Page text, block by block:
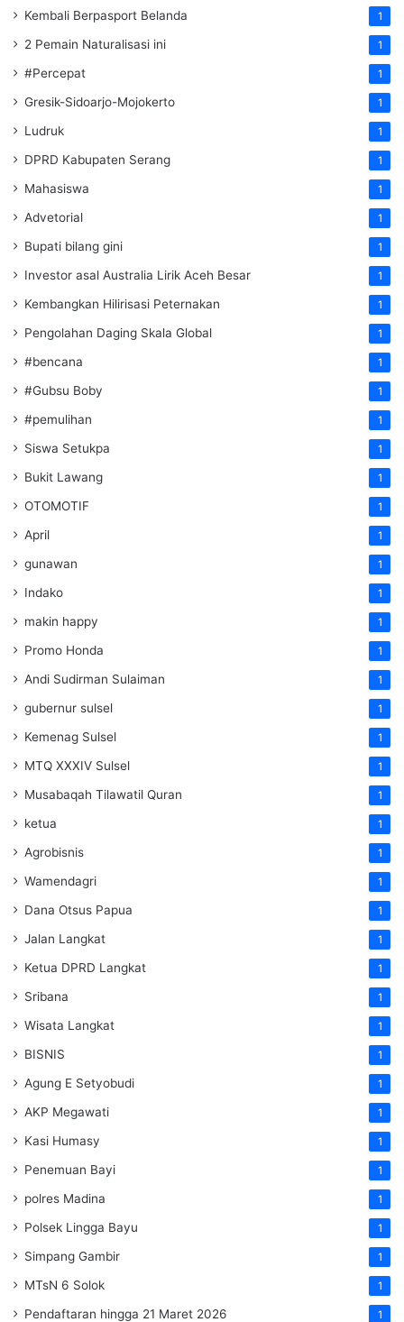
Kembali Berpasport Belanda 1
2 Pemain Naturalisasi ini 1
#Percepat 1
Gresik-Sidoarjo-Mojokerto 1
Ludruk 1
DPRD Kabupaten Serang 1
Mahasiswa 1
Advetorial 1
Bupati bilang gini 1
Investor asal Australia Lirik Aceh Besar 1
Kembangkan Hilirisasi Peternakan 1
Pengolahan Daging Skala Global 1
#bencana 1
#Gubsu Boby 1
#pemulihan 1
Siswa Setukpa 1
Bukit Lawang 1
OTOMOTIF 1
April 1
gunawan 1
Indako 1
makin happy 1
Promo Honda 1
Andi Sudirman Sulaiman 1
gubernur sulsel 1
Kemenag Sulsel 1
MTQ XXXIV Sulsel 1
Musabaqah Tilawatil Quran 1
ketua 1
Agrobisnis 1
Wamendagri 1
Dana Otsus Papua 1
Jalan Langkat 1
Ketua DPRD Langkat 1
Sribana 1
Wisata Langkat 1
BISNIS 1
Agung E Setyobudi 1
AKP Megawati 1
Kasi Humasy 1
Penemuan Bayi 1
polres Madina 1
Polsek Lingga Bayu 1
Simpang Gambir 1
MTsN 6 Solok 1
Pendaftaran hingga 21 Maret 2026 1